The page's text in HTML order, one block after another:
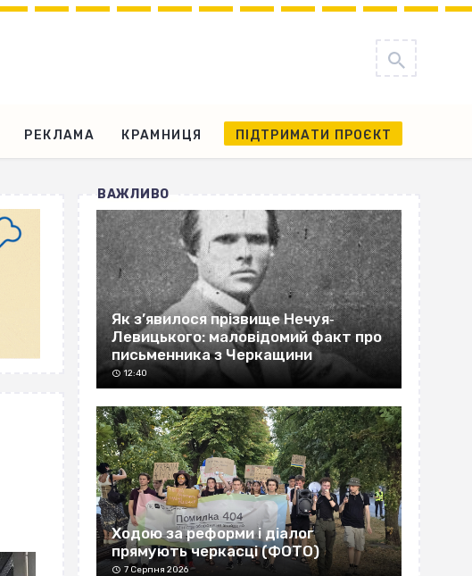
РЕКЛАМА КРАМНИЦЯ ПІДТРИМАТИ ПРОЄКТ
ВАЖЛИВО
Як з’явилося прізвище Нечуя‐
Левицького: маловідомий факт про
письменника з Черкащини
12:40
Ходою за реформи і діалог
прямують черкасці (ФОТО)
7 Серпня 2026